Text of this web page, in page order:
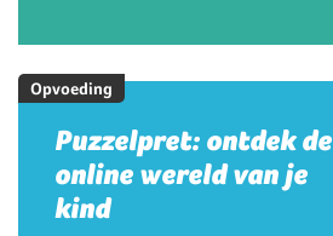
Opvoeding
Puzzelpret: ontdek de
online wereld van je
kind